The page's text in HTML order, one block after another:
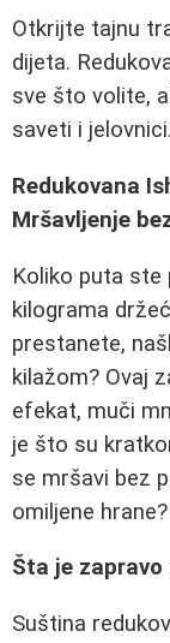
Otkrijte tajnu
dijeta.
sve što volite,
saveti i jelovnici.
Redukovana
Mršavljenje
Koliko puta ste
kilograma
prestanete,
kilažom? Ovaj
efekat, muči
je što su
se mršavi bez
omiljene
Šta je
Suština